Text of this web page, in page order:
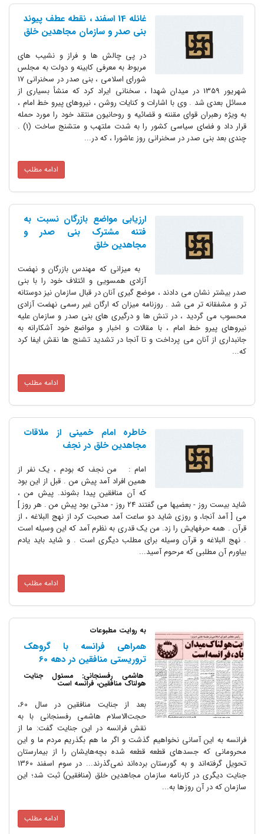
غائله 14 اسفند ، نقطه عطف پیوند
بنی صدر و سازمان مجاهدین خلق
در پی چالش ها و فراز و نشیب های
مربوط به معرفی کابینه و دولت به مجلس
شورای اسلامی ، بنی صدر در سخنرانی 17
شهریور 1359 در میدان شهدا ، سخنانی ایراد کرد که منشأ بسیاری از
مسائل بعدی شد . وی با اشارات و کنایات روشن ، نیروهای پیرو خط امام ،
به ویژه رهبران قوای مقننه و قضائیه و روحانیون منتقد خود را مورد حمله
قرار داد و فضای سیاسی کشور را به شدت ملتهب و متشنج ساخت (1) .
چندی بعد بنی صدر در سخنرانی روز عاشورا ، که در...
ادامه مطلب
ارزیابی مواضع بازرگان نسبت به
فتنه مشترک بنی صدر و
مجاهدین خلق
به میزانی که مهندس بازرگان و نهضت
آزادی همسویی و ائتلاف خود را با بنی
صدر بیشتر نشان می دادند ، موضع گیری آنان در قبال سازمان نیز دوستانه
تر و مشفقانه تر می شد . روزنامه میزان که ارگان غیر رسمی نهضت آزادی
محسوب می گردید ، در تنش ها و درگیری های بنی صدر و سازمان علیه
نیروهای پیرو خط امام ، با مقالات و اخبار و مواضع خود آشکارانه به
جانبداری از آنان می پرداخت و تا آنجا در تشدید تشنج ها نقش ایفا کرد
که...
ادامه مطلب
خاطره امام خمینی از ملاقات
مجاهدین خلق در نجف
امام : من نجف که بودم ، یک نفر از
همین افراد آمد پیش من . قبل از این بود
که آن منافقین پیدا بشوند. پیش من ،
شاید بیست روز - بعضیها می گفتند 24 روز - مدتی بود پیش من . هر روز ]
می [ آمد آنجا، و روزی شاید دو ساعت آمد صحبت کرد از نهج البلاغه ، از
قرآن . همه حرفهایش را زد. من یک قدری به نظرم آمد که این وسیله است
. نهج البلاغه و قرآن وسیله برای مطلب دیگری است . و شاید باید یادم
بیاورم آن مطلبی که مرحوم آسید...
ادامه مطلب
به روایت مطبوعات
همراهی فرانسه با گروهک
تروریستی منافقین در دهه 60
هاشمی رفسنجانی: مسئول جنایت
هولناک منافقین، فرانسه است
بعد از جنایت منافقین در سال 60،
حجت‌الاسلام هاشمی رفسنجانی با به
نقش فرانسه در این جنایت گفت: ما از
فرانسه به این آسانی نخواهیم گذشت و اگر ما هم بگذریم مردم ما و این
محرومانی که جسدهای قطعه قطعه شده بچه‌هایشان را از بیمارستان
تحویل گرفته‌اند و به گورستان برده‌اند نمی‌گذرند... در سوم اسفند 1360
جنایت دیگری در کارنامه سازمان مجاهدین خلق (منافقین) ثبت شد؛ این
سازمان که در آن روزها به...
ادامه مطلب